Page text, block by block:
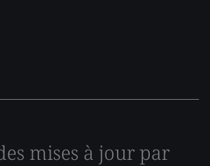
mises à jour par